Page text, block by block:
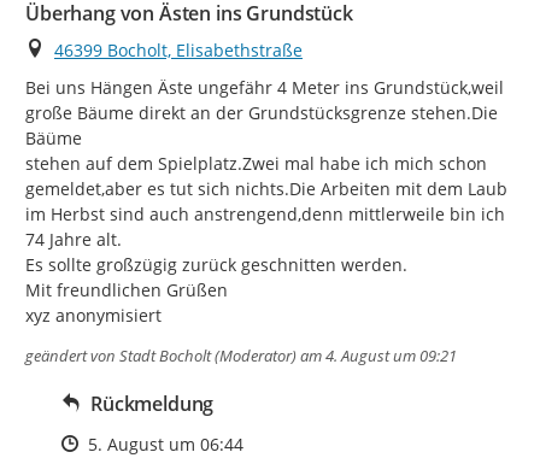
Überhang von Ästen ins Grundstück
Ort
46399 Bocholt, Elisabethstraße
Bei uns Hängen Äste ungefähr 4 Meter ins Grundstück,weil
große Bäume direkt an der Grundstücksgrenze stehen.Die
Bäüme
stehen auf dem Spielplatz.Zwei mal habe ich mich schon
gemeldet,aber es tut sich nichts.Die Arbeiten mit dem Laub
im Herbst sind auch anstrengend,denn mittlerweile bin ich
74 Jahre alt.
Es sollte großzügig zurück geschnitten werden.
Mit freundlichen Grüßen
xyz anonymisiert
geändert von Stadt Bocholt (Moderator)am 4. August um 09:21
Rückmeldung
Zeitpunkt des Erstellens
5. August um 06:44